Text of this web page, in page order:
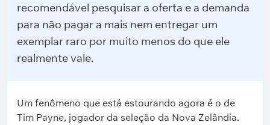
recomendável pesquisar a oferta e a demanda
para não pagar a mais nem entregar um
exemplar raro por muito menos do que ele
realmente vale.
Um fenômeno que está estourando agora é o de
Tim Payne, jogador da seleção da Nova Zelândia.